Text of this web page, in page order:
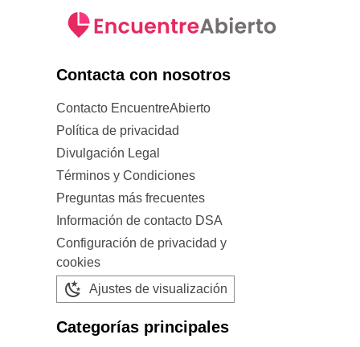
Contacta con nosotros
Contacto EncuentreAbierto
Política de privacidad
Divulgación Legal
Términos y Condiciones
Preguntas más frecuentes
Información de contacto DSA
Configuración de privacidad y
cookies
Ajustes de visualización
Categorías principales